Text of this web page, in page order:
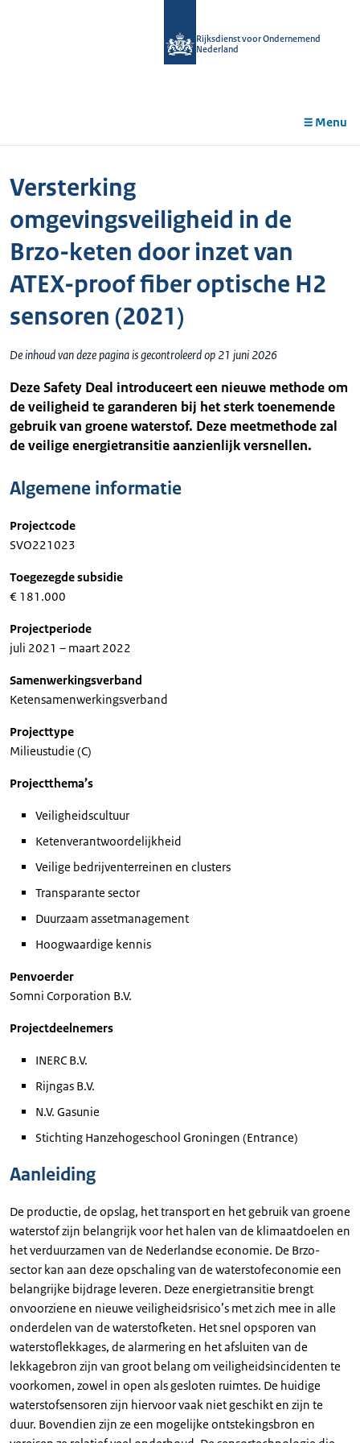
Rijksdienst voor Ondernemend
Nederland
Menu
Versterking
omgevingsveiligheid in de
Brzo-keten door inzet van
ATEX-proof fiber optische H2
sensoren (2021)
De inhoud van deze pagina is gecontroleerd op 21 juni 2026
Deze Safety Deal introduceert een nieuwe methode om
de veiligheid te garanderen bij het sterk toenemende
gebruik van groene waterstof. Deze meetmethode zal
de veilige energietransitie aanzienlijk versnellen.
Algemene informatie
Projectcode
SVO221023
Toegezegde subsidie
€ 181.000
Projectperiode
juli 2021 – maart 2022
Samenwerkingsverband
Ketensamenwerkingsverband
Projecttype
Milieustudie (C)
Projectthema’s
Veiligheidscultuur
Ketenverantwoordelijkheid
Veilige bedrijventerreinen en clusters
Transparante sector
Duurzaam assetmanagement
Hoogwaardige kennis
Penvoerder
Somni Corporation B.V.
Projectdeelnemers
INERC B.V.
Rijngas B.V.
N.V. Gasunie
Stichting Hanzehogeschool Groningen (Entrance)
Aanleiding
De productie, de opslag, het transport en het gebruik van groene
waterstof zijn belangrijk voor het halen van de klimaatdoelen en
het verduurzamen van de Nederlandse economie. De Brzo-
sector kan aan deze opschaling van de waterstofeconomie een
belangrijke bijdrage leveren. Deze energietransitie brengt
onvoorziene en nieuwe veiligheidsrisico’s met zich mee in alle
onderdelen van de waterstofketen. Het snel opsporen van
waterstoflekkages, de alarmering en het afsluiten van de
lekkagebron zijn van groot belang om veiligheidsincidenten te
voorkomen, zowel in open als gesloten ruimtes. De huidige
waterstofsensoren zijn hiervoor vaak niet geschikt en zijn te
duur. Bovendien zijn ze een mogelijke ontstekingsbron en